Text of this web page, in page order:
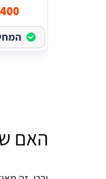
400 ₪
האם